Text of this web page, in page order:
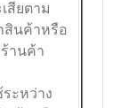
สียตาม
สินค้าหรือ
านค้า
ะหว่าง